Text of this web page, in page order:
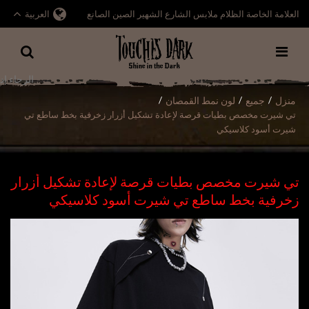
العلامة الخاصة الظلام ملابس الشارع الشهير الصين الصانع العربية
منزل / جميع / لون نمط القمصان /
تي شيرت مخصص بطيات قرصة لإعادة تشكيل أزرار زخرفية بخط ساطع تي
شيرت أسود كلاسيكي
تي شيرت مخصص بطيات قرصة لإعادة تشكيل أزرار
زخرفية بخط ساطع تي شيرت أسود كلاسيكي